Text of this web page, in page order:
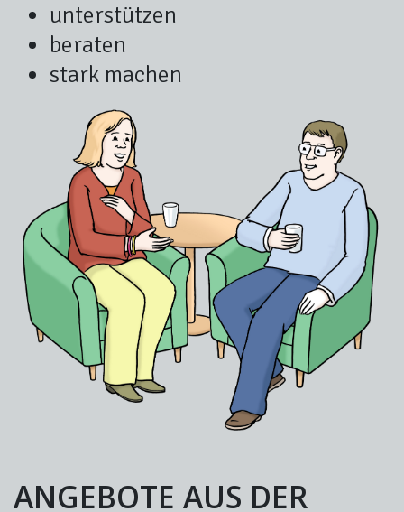
unterstützen
beraten
stark machen
ANGEBOTE AUS DER